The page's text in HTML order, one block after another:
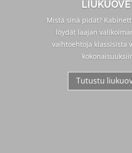
Mistä sinä pidät?
löydät laajan
vaihtoehtoja klassisista
Tutustu